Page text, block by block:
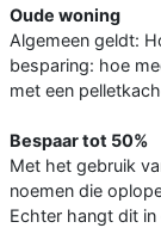
Oude woning
Algemeen geldt:
besparing: hoe
met een
Bespaar tot 50%
Met het gebruik
noemen die
Echter hangt dit